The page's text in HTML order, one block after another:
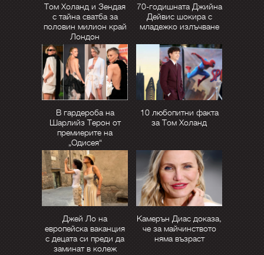
Том Холанд и Зендая
с тайна сватба за
половин милион край
Лондон
70-годишната Джийна
Дейвис шокира с
младежко излъчване
В гардероба на
Шарлийз Терон от
премиерите на
„Одисея“
10 любопитни факта
за Том Холанд
Джей Ло на
европейска ваканция
с децата си преди да
заминат в колеж
Камерън Диас доказа,
че за майчинството
няма възраст